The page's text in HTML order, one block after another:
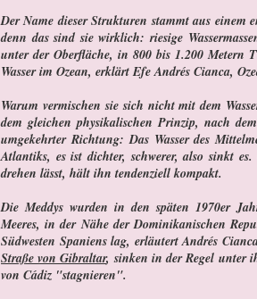
Der Name dieser Strukturen stammt aus einem
denn das sind sie wirklich: riesige
unter der Oberfläche, in 800 bis 1.200 Metern
Wasser im Ozean, erklärt Efe Andrés Cianca,
Warum vermischen sie sich nicht mit dem
dem gleichen physikalischen Prinzip, nach
umgekehrter Richtung: Das Wasser des
Atlantiks, es ist dichter, schwerer, also sinkt
drehen lässt, hält ihn tendenziell kompakt.
Die Meddys wurden in den späten 1970er
Meeres, in der Nähe der Dominikanischen
Südwesten Spaniens lag, erläutert Andrés
Straße von Gibraltar, sinken in der Regel unter
von Cádiz "stagnieren".